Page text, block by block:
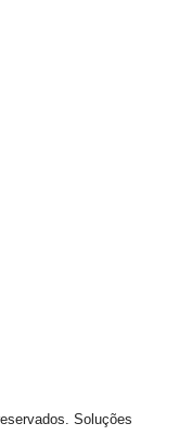
Soluções